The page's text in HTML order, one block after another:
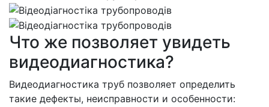
Что же позволяет увидеть
видеодиагностика?
Видеодиагностика труб позволяет определить
такие дефекты, неисправности и особенности: